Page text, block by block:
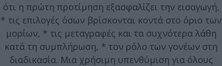
ότι η πρώτη προτίμηση εξασφαλίζει την εισαγωγή,
* τις επιλογές όσων βρίσκονται κοντά στο όριο των
μορίων, * τις μεταγραφές και τα συχνότερα λάθη
κατά τη συμπλήρωση, * τον ρόλο των γονέων στη
διαδικασία. Μια χρήσιμη υπενθύμιση για όλους